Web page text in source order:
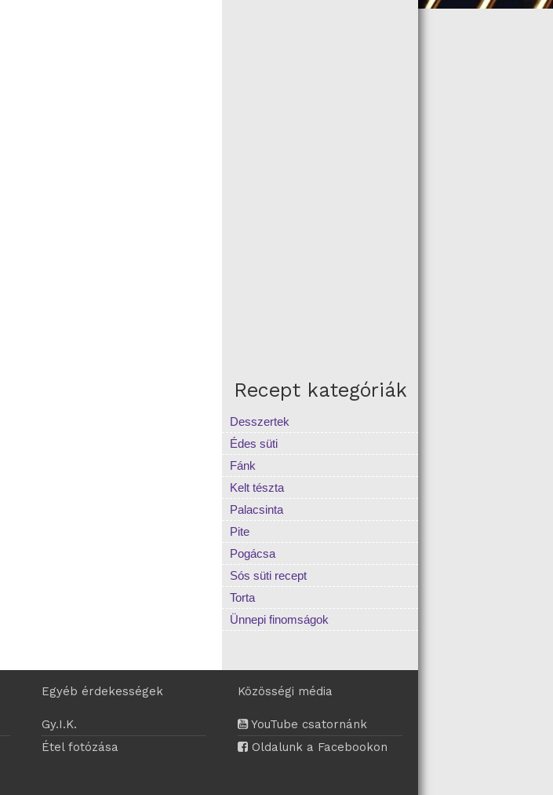
Recept kategóriák
Desszertek
Édes süti
Fánk
Kelt tészta
Palacsinta
Pite
Pogácsa
Sós süti recept
Torta
Ünnepi finomságok
Egyéb érdekességek
Gy.I.K.
Étel fotózása
Közösségi média
YouTube csatornánk
Oldalunk a Facebookon